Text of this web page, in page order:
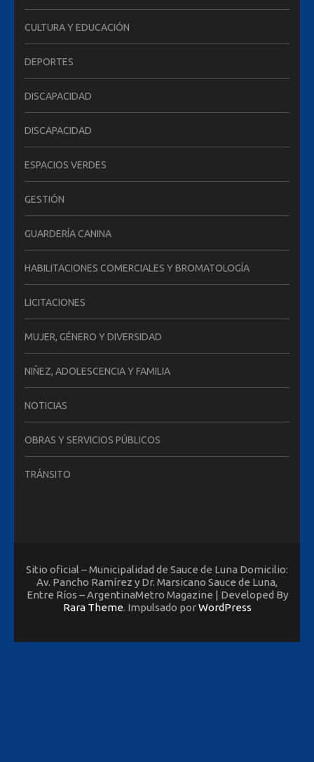
CULTURA Y EDUCACIÓN
DEPORTES
DISCAPACIDAD
DISCAPACIDAD
ESPACIOS VERDES
GESTIÓN
GUARDERÍA CANINA
HABILITACIONES COMERCIALES Y BROMATOLOGÍA
LICITACIONES
MUJER, GÉNERO Y DIVERSIDAD
NIÑEZ, ADOLESCENCIA Y FAMILIA
NOTICIAS
OBRAS Y SERVICIOS PÚBLICOS
TRÁNSITO
Sitio oficial – Municipalidad de Sauce de Luna Domicilio:
Av. Pancho Ramírez y Dr. Marsicano Sauce de Luna,
Entre Ríos – ArgentinaMetro Magazine | Developed By
Rara Theme. Impulsado porWordPress